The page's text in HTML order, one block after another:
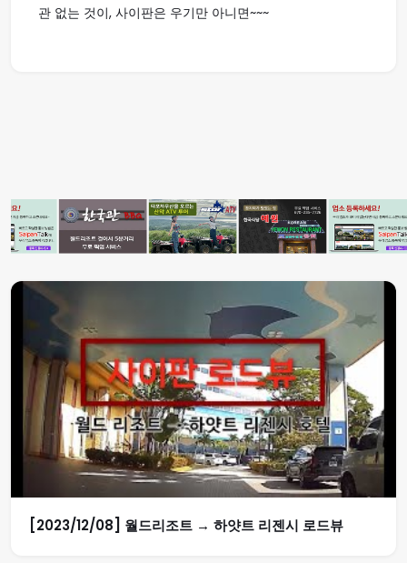
관 없는 것이, 사이판은 우기만 아니면~~~
[2023/12/08] 월드리조트 → 하얏트 리젠시 로드뷰